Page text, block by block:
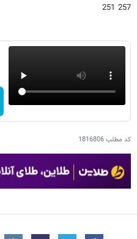
257 251
کد مطلب1816806